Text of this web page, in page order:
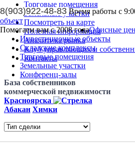
8(903)922-48-83 Время работы с
объект
Помогаем вам с 2008 годаОфисные
Инвестиционные объекты
Складские комплексы
Торговые помещения
Земельные участки
Конференц-залы
Торговые помещения
Земельные участки
Посмотреть на карте
Полезная информация
Аналитика рынка
Клуб управляющих и
Контакты
База собственников
коммерческой недвижимости
Красноярска
Абакан Химки